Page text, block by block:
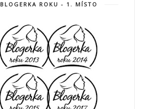
BLOGERKA ROKU - 1. MÍSTO